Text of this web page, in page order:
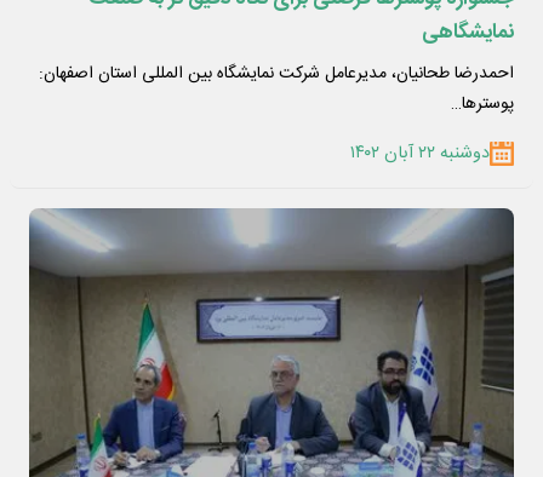
نمایشگاهی
احمدرضا طحانیان، مدیرعامل شرکت نمایشگاه بین المللی استان اصفهان:
پوسترها…
دوشنبه ۲۲ آبان ۱۴۰۲